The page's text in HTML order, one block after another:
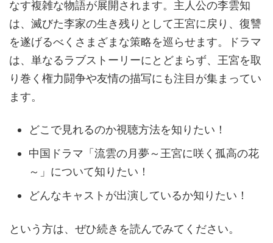
なす複雑な物語が展開されます。主人公の李雲知
は、滅びた李家の生き残りとして王宮に戻り、復讐
を遂げるべくさまざまな策略を巡らせます。ドラマ
は、単なるラブストーリーにとどまらず、王宮を取
り巻く権力闘争や友情の描写にも注目が集まってい
ます。
どこで見れるのか視聴方法を知りたい！
中国ドラマ「流雲の月夢～王宮に咲く孤高の花
～」について知りたい！
どんなキャストが出演しているか知りたい！
という方は、ぜひ続きを読んでみてください。